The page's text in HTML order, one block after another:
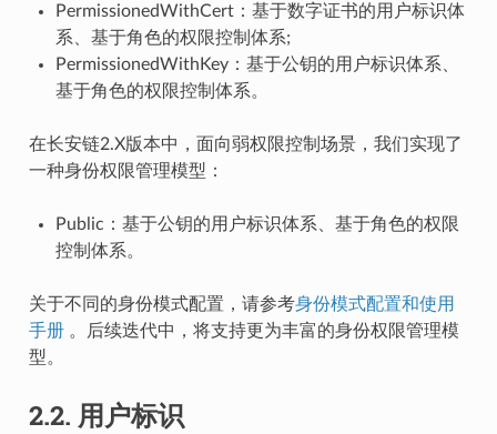
PermissionedWithCert：基于数字证书的用户标识体
系、基于角色的权限控制体系;
PermissionedWithKey：基于公钥的用户标识体系、
基于角色的权限控制体系。
在长安链2.X版本中，面向弱权限控制场景，我们实现了
一种身份权限管理模型：
Public：基于公钥的用户标识体系、基于角色的权限
控制体系。
关于不同的身份模式配置，请参考身份模式配置和使用
手册。后续迭代中，将支持更为丰富的身份权限管理模
型。
2.2. 用户标识